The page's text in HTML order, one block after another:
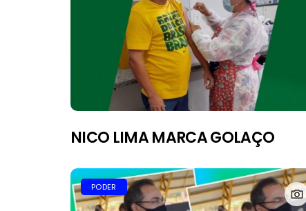
NICO LIMA MARCA GOLAÇO
PODER